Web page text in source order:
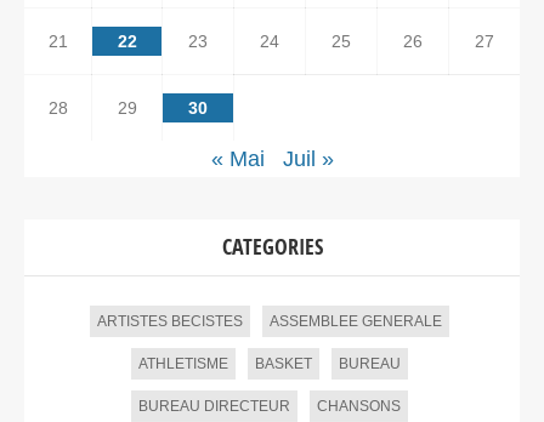
21 22 23 24 25 26 27
28 29 30
« Mai Juil »
CATEGORIES
ARTISTES BECISTES ASSEMBLEE GENERALE
ATHLETISME BASKET BUREAU
BUREAU DIRECTEUR CHANSONS